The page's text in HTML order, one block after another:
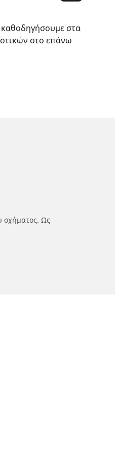
καθοδηγήσουμε στα
στο επάνω
οχήματος. Ως